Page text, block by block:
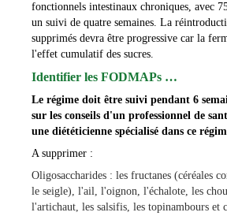
fonctionnels intestinaux chroniques, avec
un suivi de quatre semaines. La
supprimés devra être progressive car la
l'effet cumulatif des sucres.
Identifier les FODMAPs …
Le régime doit être suivi pendant 6
sur les conseils d'un professionnel de
une diététicienne spécialisé dans ce
A supprimer :
Oligosaccharides : les fructanes (céréales
le seigle), l'ail, l'oignon, l'échalote, les
l'artichaut, les salsifis, les topinambours et